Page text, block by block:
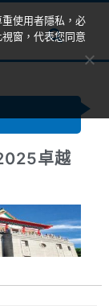
卓越
使用者隱私，必
窗，代表您同意